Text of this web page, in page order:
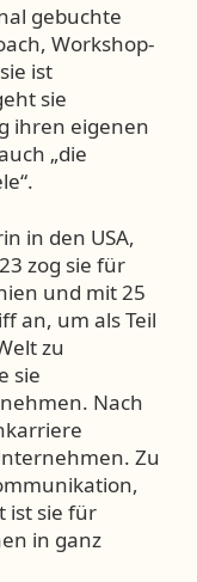
gebuchte
Workshop-
ist
sie
ihren eigenen
„die
in den USA,
zog sie für
und mit 25
an, um als Teil
zu
sie
Nach
Zu
ist sie für
in ganz